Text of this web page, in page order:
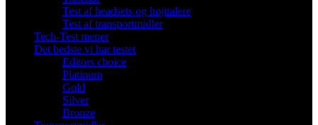
Test af headsets og højttalere
Test af transportmidler
Tech-Test mener
Det bedste vi har testet
Editors choice
Platinum
Gold
Silver
Bronze